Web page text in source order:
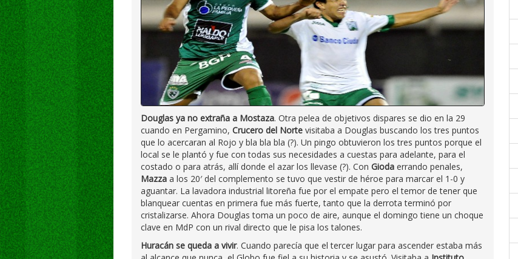
Douglas ya no extraña a Mostaza. Otra pelea de objetivos dispares se dio en la 29
cuando en Pergamino, Crucero del Norte visitaba a Douglas buscando los tres puntos
que lo acercaran al Rojo y bla bla bla (?). Un pingo obtuvieron los tres puntos porque el
local se le plantó y fue con todas sus necesidades a cuestas para adelante, para el
costado o para atrás, allí donde el azar los llevase (?). Con Gioda errando penales,
Mazza a los 20′ del complemento se tuvo que vestir de héroe para marcar el 1-0 y
aguantar. La lavadora industrial litoreña fue por el empate pero el temor de tener que
blanquear cuentas en primera fue más fuerte, tanto que la derrota terminó por
cristalizarse. Ahora Douglas toma un poco de aire, aunque el domingo tiene un choque
clave en MdP con un rival directo que le pisa los talones.
Huracán se queda a vivir. Cuando parecía que el tercer lugar para ascender estaba más